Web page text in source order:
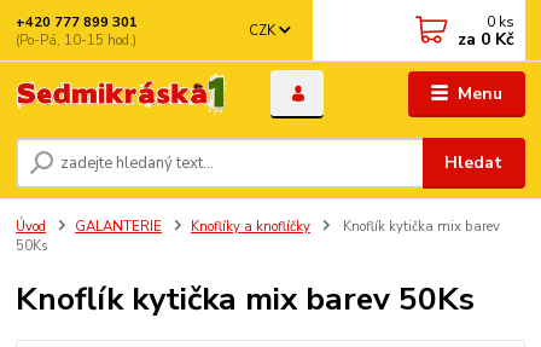
Menu
CZK
Hledat
+420 777 899 301
(Po-Pá, 10-15 hod.)
0 ks
za 0 Kč
Úvod GALANTERIE Knoflíky a knoflíčky
Knoflík kytička mix barev
50Ks
Knoflík kytička mix barev 50Ks